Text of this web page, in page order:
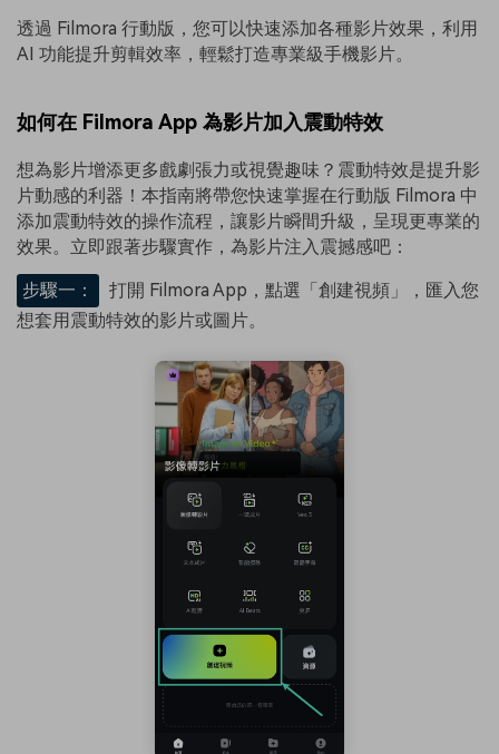
透過 Filmora 行動版，您可以快速添加各種影片效果，利用
AI 功能提升剪輯效率，輕鬆打造專業級手機影片。
如何在 Filmora App 為影片加入震動特效
想為影片增添更多戲劇張力或視覺趣味？震動特效是提升影
片動感的利器！本指南將帶您快速掌握在行動版 Filmora 中
添加震動特效的操作流程，讓影片瞬間升級，呈現更專業的
效果。立即跟著步驟實作，為影片注入震撼感吧：
步驟一：
打開 Filmora App，點選「創建視頻」，匯入您
想套用震動特效的影片或圖片。